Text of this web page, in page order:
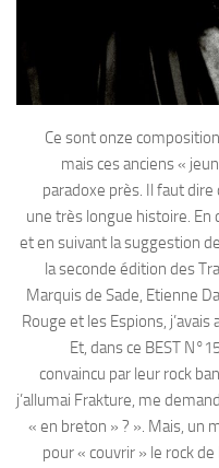
Ce sont onze
mais ces anciens «
paradoxe près. Il faut
une très longue histoire. En
et en suivant la suggestion
la seconde édition des
Marquis de Sade, Etienne
Rouge et les Espions,
Et, dans ce BEST
convaincu par leur rock
j’allumai Frakture, me
« en breton » ? ». Mais, un
pour « couvrir » le rock